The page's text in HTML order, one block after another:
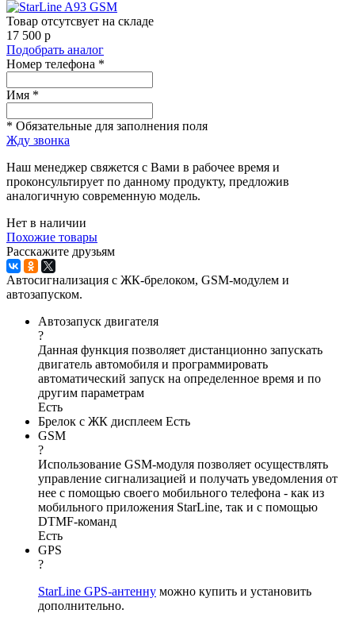
Товар отсутсвует на складе
17 500 p
Подобрать аналог
Номер телефона *
Имя *
* Обязательные для заполнения поля
Жду звонка
Наш менеджер свяжется с Вами в рабочее время и
проконсультирует по данному продукту, предложив
аналогичную современную модель.
Нет в наличии
Похожие товары
Расскажите друзьям
Автосигнализация с ЖК-брелоком, GSM-модулем и
автозапуском.
Автозапуск двигателя
?
Данная функция позволяет дистанционно запускать
двигатель автомобиля и программировать
автоматический запуск на определенное время и по
другим параметрам
Есть
Брелок с ЖК дисплеем Есть
GSM
?
Использование GSM-модуля позволяет осуществлять
управление сигнализацией и получать уведомления от
нее с помощью своего мобильного телефона - как из
мобильного приложения StarLine, так и с помощью
DTMF-команд
Есть
GPS
?
StarLine GPS-антенну можно купить и установить
дополнительно.